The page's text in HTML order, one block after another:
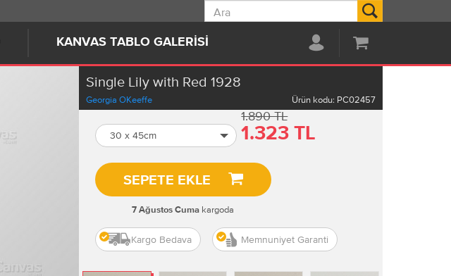
KANVAS TABLO GALERISI
Single Lily with Red 1928
Georgia OKeeffe Ürün kodu: PC02457
30 x 45cm
1.890 TL
1.323 TL
SEPETE EKLE
7 Ağustos Cuma kargoda
Kargo Bedava Memnuniyet Garanti